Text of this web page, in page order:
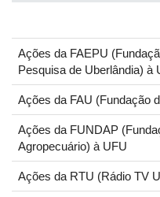
Ações da FAEPU
Pesquisa de Uberlândia) à
Ações da FAU (Fundação
Ações da FUNDAP
Agropecuário) à UFU
Ações da RTU (Rádio TV